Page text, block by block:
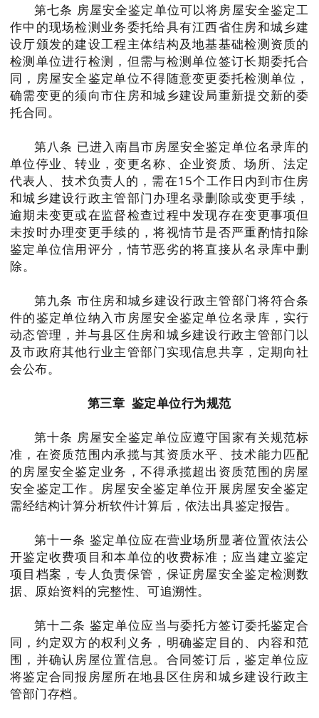
第七条 房屋安全鉴定单位可以将房屋安全鉴定工
作中的现场检测业务委托给具有江西省住房和城乡建
设厅颁发的建设工程主体结构及地基基础检测资质的
检测单位进行检测，但需与检测单位签订长期委托合
同，房屋安全鉴定单位不得随意变更委托检测单位，
确需变更的须向市住房和城乡建设局重新提交新的委
托合同。
第八条 已进入南昌市房屋安全鉴定单位名录库的
单位停业、转业，变更名称、企业资质、场所、法定
代表人、技术负责人的，需在15个工作日内到市住房
和城乡建设行政主管部门办理名录删除或变更手续，
逾期未变更或在监督检查过程中发现存在变更事项但
未按时办理变更手续的，将视情节是否严重酌情扣除
鉴定单位信用评分，情节恶劣的将直接从名录库中删
除。
第九条 市住房和城乡建设行政主管部门将符合条
件的鉴定单位纳入市房屋安全鉴定单位名录库，实行
动态管理，并与县区住房和城乡建设行政主管部门以
及市政府其他行业主管部门实现信息共享，定期向社
会公布。
第三章 鉴定单位行为规范
第十条 房屋安全鉴定单位应遵守国家有关规范标
准，在资质范围内承揽与其资质水平、技术能力匹配
的房屋安全鉴定业务，不得承揽超出资质范围的房屋
安全鉴定工作。房屋安全鉴定单位开展房屋安全鉴定
需经结构计算分析软件计算后，依法出具鉴定报告。
第十一条 鉴定单位应在营业场所显著位置依法公
开鉴定收费项目和本单位的收费标准；应当建立鉴定
项目档案，专人负责保管，保证房屋安全鉴定检测数
据、原始资料的完整性、可追溯性。
第十二条 鉴定单位应当与委托方签订委托鉴定合
同，约定双方的权利义务，明确鉴定目的、内容和范
围，并确认房屋位置信息。合同签订后，鉴定单位应
将鉴定合同报房屋所在地县区住房和城乡建设行政主
管部门存档。
东湖区
西湖区
青云谱区